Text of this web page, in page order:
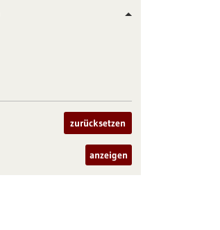
zurücksetzen
anzeigen